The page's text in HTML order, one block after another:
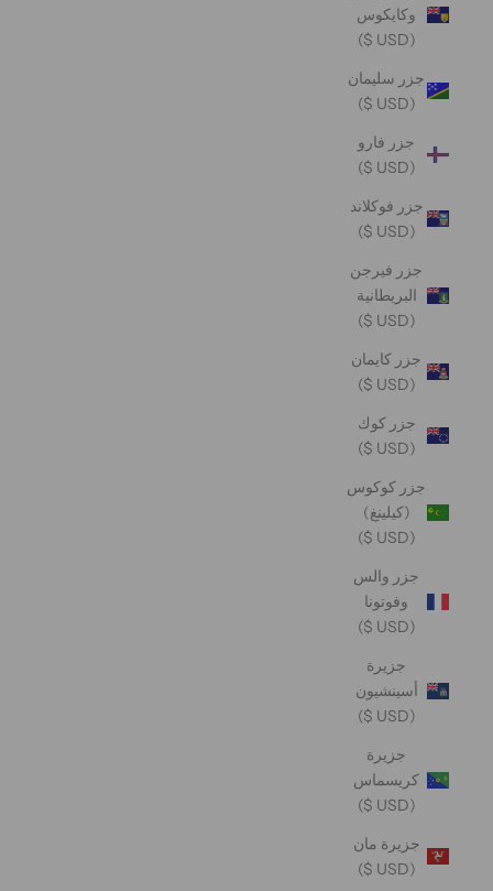
وكايكوس
(USD $)
جزر سليمان
(USD $)
جزر فارو
(USD $)
جزر فوكلاند
(USD $)
جزر فيرجن
البريطانية
(USD $)
جزر كايمان
(USD $)
جزر كوك
(USD $)
جزر كوكوس
(كيلينغ)
(USD $)
جزر والس
وفوتونا
(USD $)
جزيرة
أسينشيون
(USD $)
جزيرة
كريسماس
(USD $)
جزيرة مان
(USD $)